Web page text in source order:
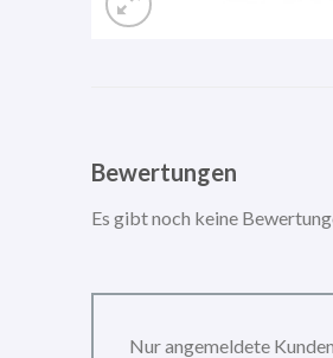
Bewertungen
Es gibt noch keine
Nur angemeldete